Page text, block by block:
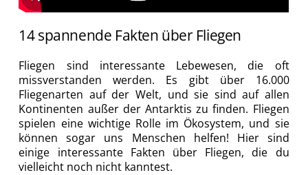
14 spannende Fakten über Fliegen
Fliegen sind interessante Lebewesen, die oft
missverstanden werden. Es gibt über 16.000
Fliegenarten auf der Welt, und sie sind auf allen
Kontinenten außer der Antarktis zu finden. Fliegen
spielen eine wichtige Rolle im Ökosystem, und sie
können sogar uns Menschen helfen! Hier sind
einige interessante Fakten über Fliegen, die du
vielleicht noch nicht kanntest.